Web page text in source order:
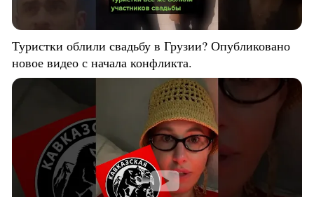
Туристки облили свадьбу в Грузии? Опубликовано
новое видео с начала конфликта.